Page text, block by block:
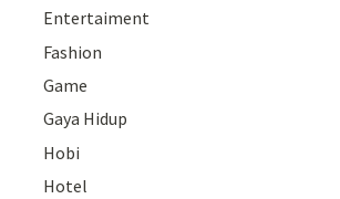
Entertaiment
Fashion
Game
Gaya Hidup
Hobi
Hotel